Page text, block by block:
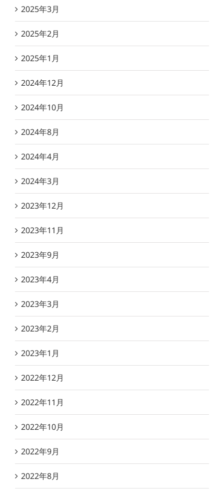
2025年3月
2025年2月
2025年1月
2024年12月
2024年10月
2024年8月
2024年4月
2024年3月
2023年12月
2023年11月
2023年9月
2023年4月
2023年3月
2023年2月
2023年1月
2022年12月
2022年11月
2022年10月
2022年9月
2022年8月